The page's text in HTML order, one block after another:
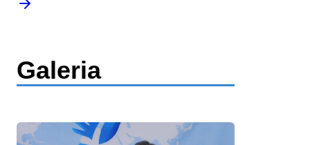
Galeria